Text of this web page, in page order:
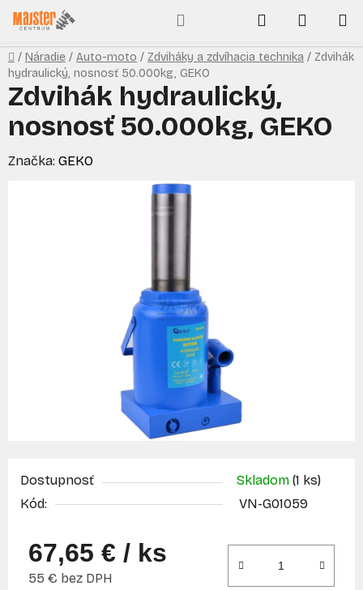
Prejsť
na
obsah
Hľadať
KOŠÍK
Domov
/ Náradie / Auto-moto / Zdviháky a zdvíhacia technika / Zdvihák
hydraulický, nosnosť 50.000kg, GEKO
Dostupnosť Skladom (1 ks)
Kód:
VN-G01059
67,65 € / ks
55 € bez DPH
Zdvihák hydraulický,
nosnosť 50.000kg, GEKO
Značka: GEKO